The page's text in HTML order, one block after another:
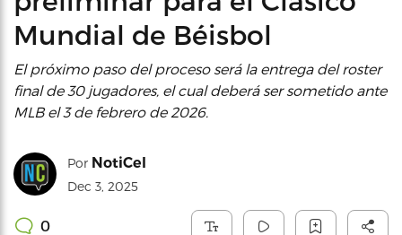
Mundial de Béisbol
El próximo paso del proceso será la entrega del roster
final de 30 jugadores, el cual deberá ser sometido ante
MLB el 3 de febrero de 2026.
Por NotiCel
Dec 3, 2025
0